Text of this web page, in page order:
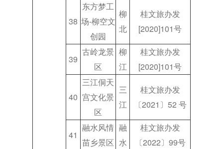
38
东方梦工
场-柳空文
创园
柳
北
桂文旅办发
[2020]101号
39
古岭龙景
区
柳
江
桂文旅办发
[2020]101号
40
三江侗天
宫文化景
区
三
江
桂文旅办发
〔2021〕52 号
41
融水风情
苗乡景区
融
水
桂文旅办发
〔2022〕99号